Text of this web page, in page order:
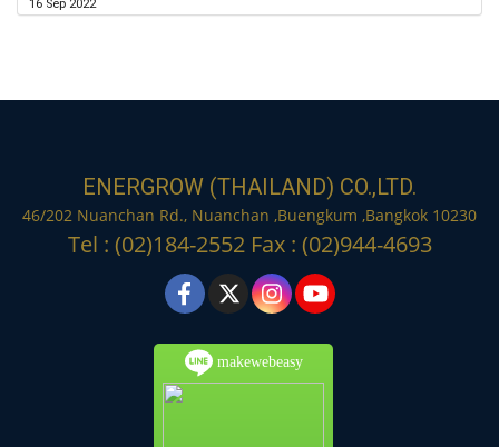
16 Sep 2022
ENERGROW (THAILAND) CO.,LTD.
46/202 Nuanchan Rd., Nuanchan ,Buengkum ,Bangkok 10230
Tel : (02)184-2552 Fax : (02)944-4693
makewebeasy